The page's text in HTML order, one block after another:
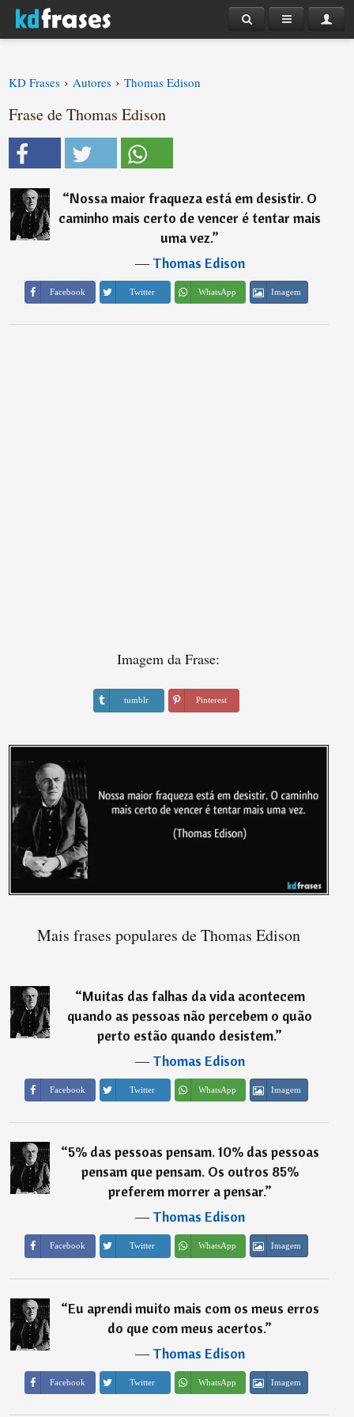
KD Frases › Autores › Thomas Edison
Frase de Thomas Edison
“Nossa maior fraqueza está em desistir. O
caminho mais certo de vencer é tentar mais
uma vez.”
―Thomas Edison
Facebook Twitter WhatsApp Imagem
Imagem da Frase:
tumblr Pinterest
Mais frases populares de Thomas Edison
“Muitas das falhas da vida acontecem
quando as pessoas não percebem o quão
perto estão quando desistem.”
―Thomas Edison
Facebook Twitter WhatsApp Imagem
“5% das pessoas pensam. 10% das pessoas
pensam que pensam. Os outros 85%
preferem morrer a pensar.”
―Thomas Edison
Facebook Twitter WhatsApp Imagem
“Eu aprendi muito mais com os meus erros
do que com meus acertos.”
―Thomas Edison
Facebook Twitter WhatsApp Imagem